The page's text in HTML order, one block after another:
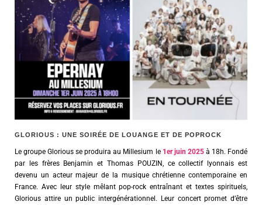
GLORIOUS : UNE SOIRÉE DE LOUANGE ET DE POPROCK
Le groupe Glorious se produira au Millesium le 1er juin 2025à 18h. Fondé
par les frères Benjamin et Thomas POUZIN, ce collectif lyonnais est
devenu un acteur majeur de la musique chrétienne contemporaine en
France. Avec leur style mêlant pop-rock entraînant et textes spirituels,
Glorious attire un public intergénérationnel. Leur concert promet d’être